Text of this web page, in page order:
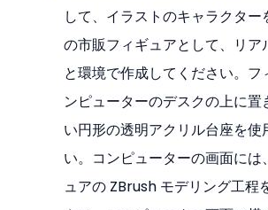
して、イラストのキャラクタ
の市販フィギュアとして、リア
と環境で作成してください。フ
ンピューターのデスクの上に置
い円形の透明アクリル台座を使
い。コンピューターの画面には
ュアの ZBrush モデリング工程